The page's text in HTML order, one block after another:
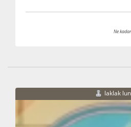
Ne
laklak